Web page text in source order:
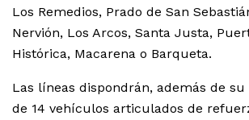
Los Remedios, Prado de San
Nervión, Los Arcos, Santa Justa,
Histórica, Macarena o Barqueta.
Las líneas dispondrán, además de
de 14 vehículos articulados de